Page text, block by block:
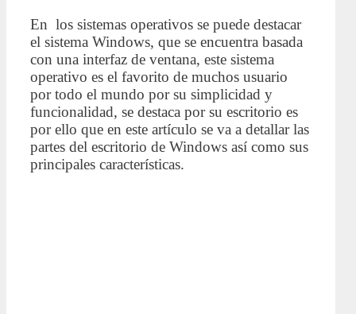
En los sistemas operativos se puede destacar
el sistema Windows, que se encuentra basada
con una interfaz de ventana, este sistema
operativo es el favorito de muchos usuario
por todo el mundo por su simplicidad y
funcionalidad, se destaca por su escritorio es
por ello que en este artículo se va a detallar las
partes del escritorio de Windows así como sus
principales características.